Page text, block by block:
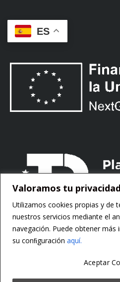
Valoramos tu privacidad
Utilizamos cookies propias y de
nuestros servicios mediante el
navegación. Puede obtener
su conﬁguración aquí.
Aceptar
ES